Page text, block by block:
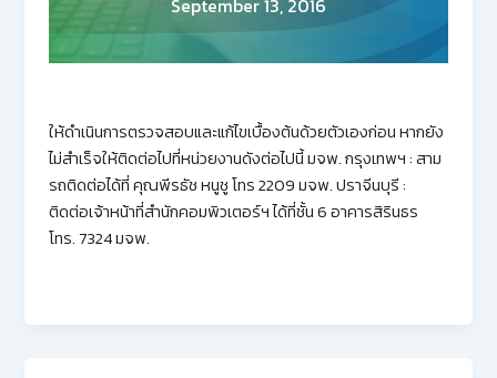
ให้ดำเนินการตรวจสอบและแก้ไขเบื้องต้นด้วยตัวเองก่อน หากยัง
ไม่สำเร็จให้ติดต่อไปที่หน่วยงานดังต่อไปนี้ มจพ. กรุงเทพฯ : สาม
รถติดต่อได้ที่ คุณพีรธัช หนูชู โทร 2209 มจพ. ปราจีนบุรี :
ติดต่อเจ้าหน้าที่สำนักคอมพิวเตอร์ฯ ได้ที่ชั้น 6 อาคารสิรินธร
โทร. 7324 มจพ.